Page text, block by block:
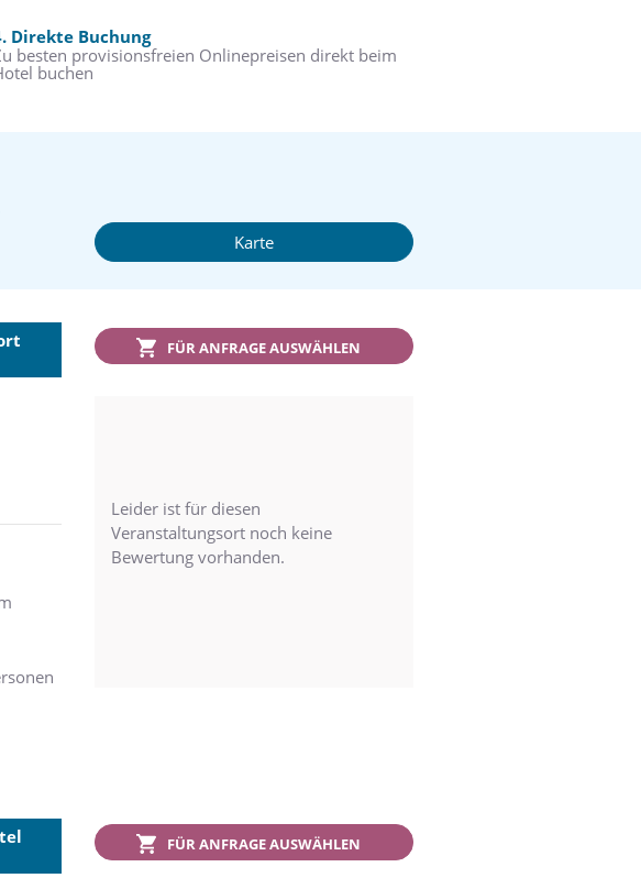
Direkte Buchung
besten provisionsfreien Onlinepreisen direkt beim
buchen
Karte
FÜR ANFRAGE AUSWÄHLEN
Leider ist für diesen
Veranstaltungsort noch keine
Bewertung vorhanden.
FÜR ANFRAGE AUSWÄHLEN